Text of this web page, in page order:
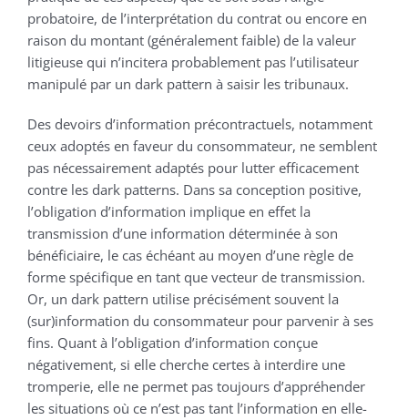
probatoire, de l’interprétation du contrat ou encore en
raison du montant (généralement faible) de la valeur
litigieuse qui n’incitera probablement pas l’utilisateur
manipulé par un dark pattern à saisir les tribunaux.
Des devoirs d’information précontractuels, notamment
ceux adoptés en faveur du consommateur, ne semblent
pas nécessairement adaptés pour lutter efficacement
contre les dark patterns. Dans sa conception positive,
l’obligation d’information implique en effet la
transmission d’une information déterminée à son
bénéficiaire, le cas échéant au moyen d’une règle de
forme spécifique en tant que vecteur de transmission.
Or, un dark pattern utilise précisément souvent la
(sur)information du consommateur pour parvenir à ses
fins. Quant à l’obligation d’information conçue
négativement, si elle cherche certes à interdire une
tromperie, elle ne permet pas toujours d’appréhender
les situations où ce n’est pas tant l’information en elle-